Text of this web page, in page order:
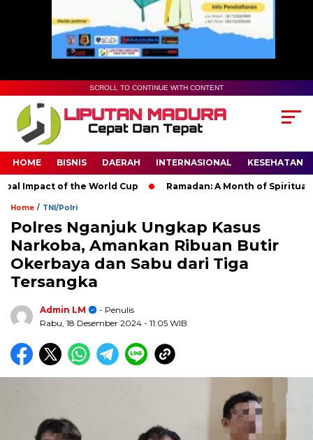
SCROLL TO CONTINUE WITH CONTENT
HOME BISNIS DAERAH INTERNASIONAL KESEHATAN
of the World Cup Ramadan: A Month of Spiritual
Home / TNI/Polri
Polres Nganjuk Ungkap Kasus
Narkoba, Amankan Ribuan Butir
Okerbaya dan Sabu dari Tiga
Tersangka
Admin LM
- Penulis
Rabu, 18 Desember 2024 - 11:05 WIB